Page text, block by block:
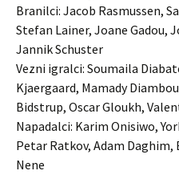
Branilci: Jacob Rasmussen,
Stefan Lainer, Joane Gadou,
Jannik Schuster
Vezni igralci: Soumaila
Kjaergaard, Mamady
Bidstrup, Oscar Gloukh,
Napadalci: Karim Onisiwo,
Petar Ratkov, Adam Daghim,
Nene